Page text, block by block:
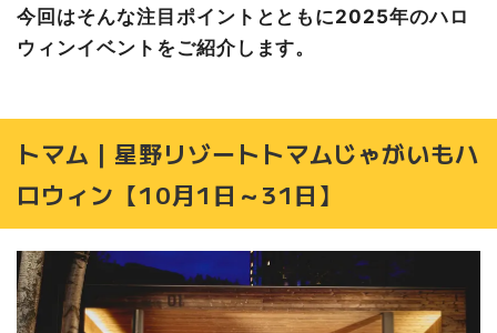
札幌｜KINGDOM HALLOWEEN2025
ハロウィンルーム【10月1日（水）～10月31日（金）】
その他ハロウィン情報
札幌| ハロウィンキッズイベント【10月4日(土)〜10月26
日(日)】
札幌｜リトルプラネット ハロウィン2025 【9月12日
札幌｜NORBESA HAPPY AUTUM 2025 【9月15日
(月)〜11月30日(日)】
札幌｜追憶のハロウィンからの脱出 【10月24日(金)〜1
1月16日(日)】
今回はそんな注目ポイントとともに2025年のハロ
ウィンイベントをご紹介します。
トマム｜星野リゾートトマムじゃがいもハ
ロウィン【10月1日～31日】